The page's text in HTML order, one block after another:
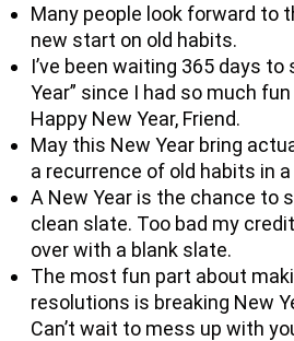
Many people look forward to
new start on old habits.
I’ve been waiting 365 days to
Year” since I had so much
Happy New Year, Friend.
May this New Year bring
a recurrence of old habits in
A New Year is the chance to
clean slate. Too bad my
over with a blank slate.
The most fun part about
resolutions is breaking New
Can’t wait to mess up with